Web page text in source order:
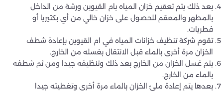
بعد ذلك يتم تعقيم خزان المياه بام القيوين ورشة من الداخل
بالمطهر والمعقم للحصول على خزان خالي من أي بكتيريا أو
فطريات.
تقوم شركة تنظيف خزانات المياه في ام القيوين بإعادة شطف
الخزان مرة أخرى بالماء قبل الانتقال بغسله من الخارج.
يتم غسل الخزان من الخارج بعد ذلك وتنظيفه جيدا ومن ثم شطفه
بالماء من الخارج.
بعدها يتم إعادة ملئ الخزان بالماء مرة أخرى وتغطيته جيدا